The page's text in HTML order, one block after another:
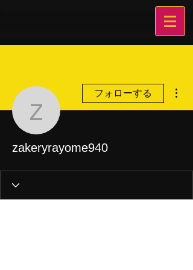
フォローする
zakeryrayome940